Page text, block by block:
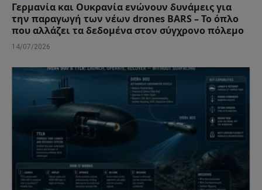
Γερμανία και Ουκρανία ενώνουν δυνάμεις για
την παραγωγή των νέων drones BARS – Το όπλο
που αλλάζει τα δεδομένα στον σύγχρονο πόλεμο
14/07/2026